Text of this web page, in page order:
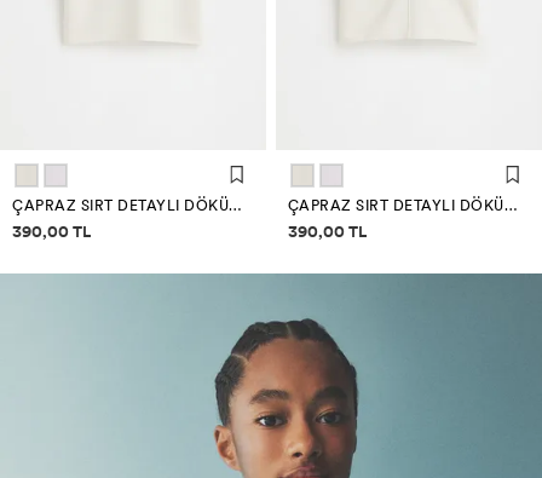
ÇAPRAZ SIRT DETAYLI DÖKÜMLÜ T-SHIRT
Fiyat bilgisi
390,00 TL
ÇAPRAZ SIRT DETAYLI DÖKÜMLÜ T-SHIRT
Fiyat bilgisi
390,00 TL